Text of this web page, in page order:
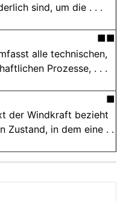
sind, um die . . .
■■
alle technischen,
Prozesse, . . .
■
der Windkraft bezieht
Zustand, in dem eine . .